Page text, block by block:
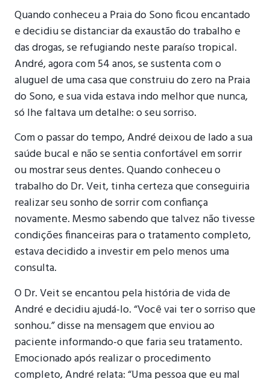
Quando conheceu a Praia do Sono ficou encantado
e decidiu se distanciar da exaustão do trabalho e
das drogas, se refugiando neste paraíso tropical.
André, agora com 54 anos, se sustenta com o
aluguel de uma casa que construiu do zero na Praia
do Sono, e sua vida estava indo melhor que nunca,
só lhe faltava um detalhe: o seu sorriso.
Com o passar do tempo, André deixou de lado a sua
saúde bucal e não se sentia confortável em sorrir
ou mostrar seus dentes. Quando conheceu o
trabalho do Dr. Veit, tinha certeza que conseguiria
realizar seu sonho de sorrir com confiança
novamente. Mesmo sabendo que talvez não tivesse
condições financeiras para o tratamento completo,
estava decidido a investir em pelo menos uma
consulta.
O Dr. Veit se encantou pela história de vida de
André e decidiu ajudá-lo. “Você vai ter o sorriso que
sonhou.” disse na mensagem que enviou ao
paciente informando-o que faria seu tratamento.
Emocionado após realizar o procedimento
completo, André relata: “Uma pessoa que eu mal